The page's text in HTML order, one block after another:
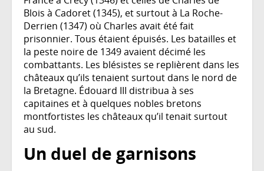
Blois à Cadoret (1345), et surtout à La Roche-
Derrien (1347) où Charles avait été fait
prisonnier. Tous étaient épuisés. Les batailles et
la peste noire de 1349 avaient décimé les
combattants. Les blésistes se replièrent dans les
châteaux qu’ils tenaient surtout dans le nord de
la Bretagne. Édouard III distribua à ses
capitaines et à quelques nobles bretons
montfortistes les châteaux qu’il tenait surtout
au sud.
Un duel de garnisons